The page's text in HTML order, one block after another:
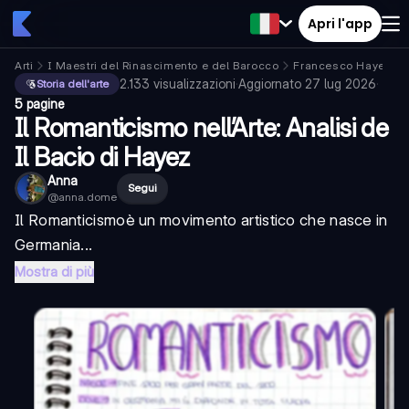
Apri l'app
Arti I Maestri del Rinascimento e del Barocco
Francesco Hayez
Storia dell'arte
2.133 visualizzazioni·Aggiornato 27 lug 2026·
5 pagine
Il Romanticismo nell’Arte: Analisi de
Il Bacio di Hayez
Anna
@anna.dome
Segui
Il Romanticismoè un movimento artistico che nasce in
Germania...
Mostra di più